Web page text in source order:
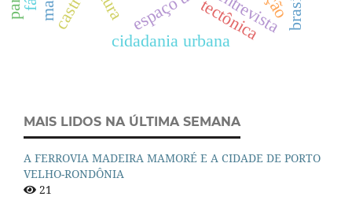
cidadania urbana
entrevista
tectônica
MAIS LIDOS NA ÚLTIMA SEMANA
A FERROVIA MADEIRA MAMORÉ E A CIDADE DE PORTO
VELHO-RONDÔNIA
21